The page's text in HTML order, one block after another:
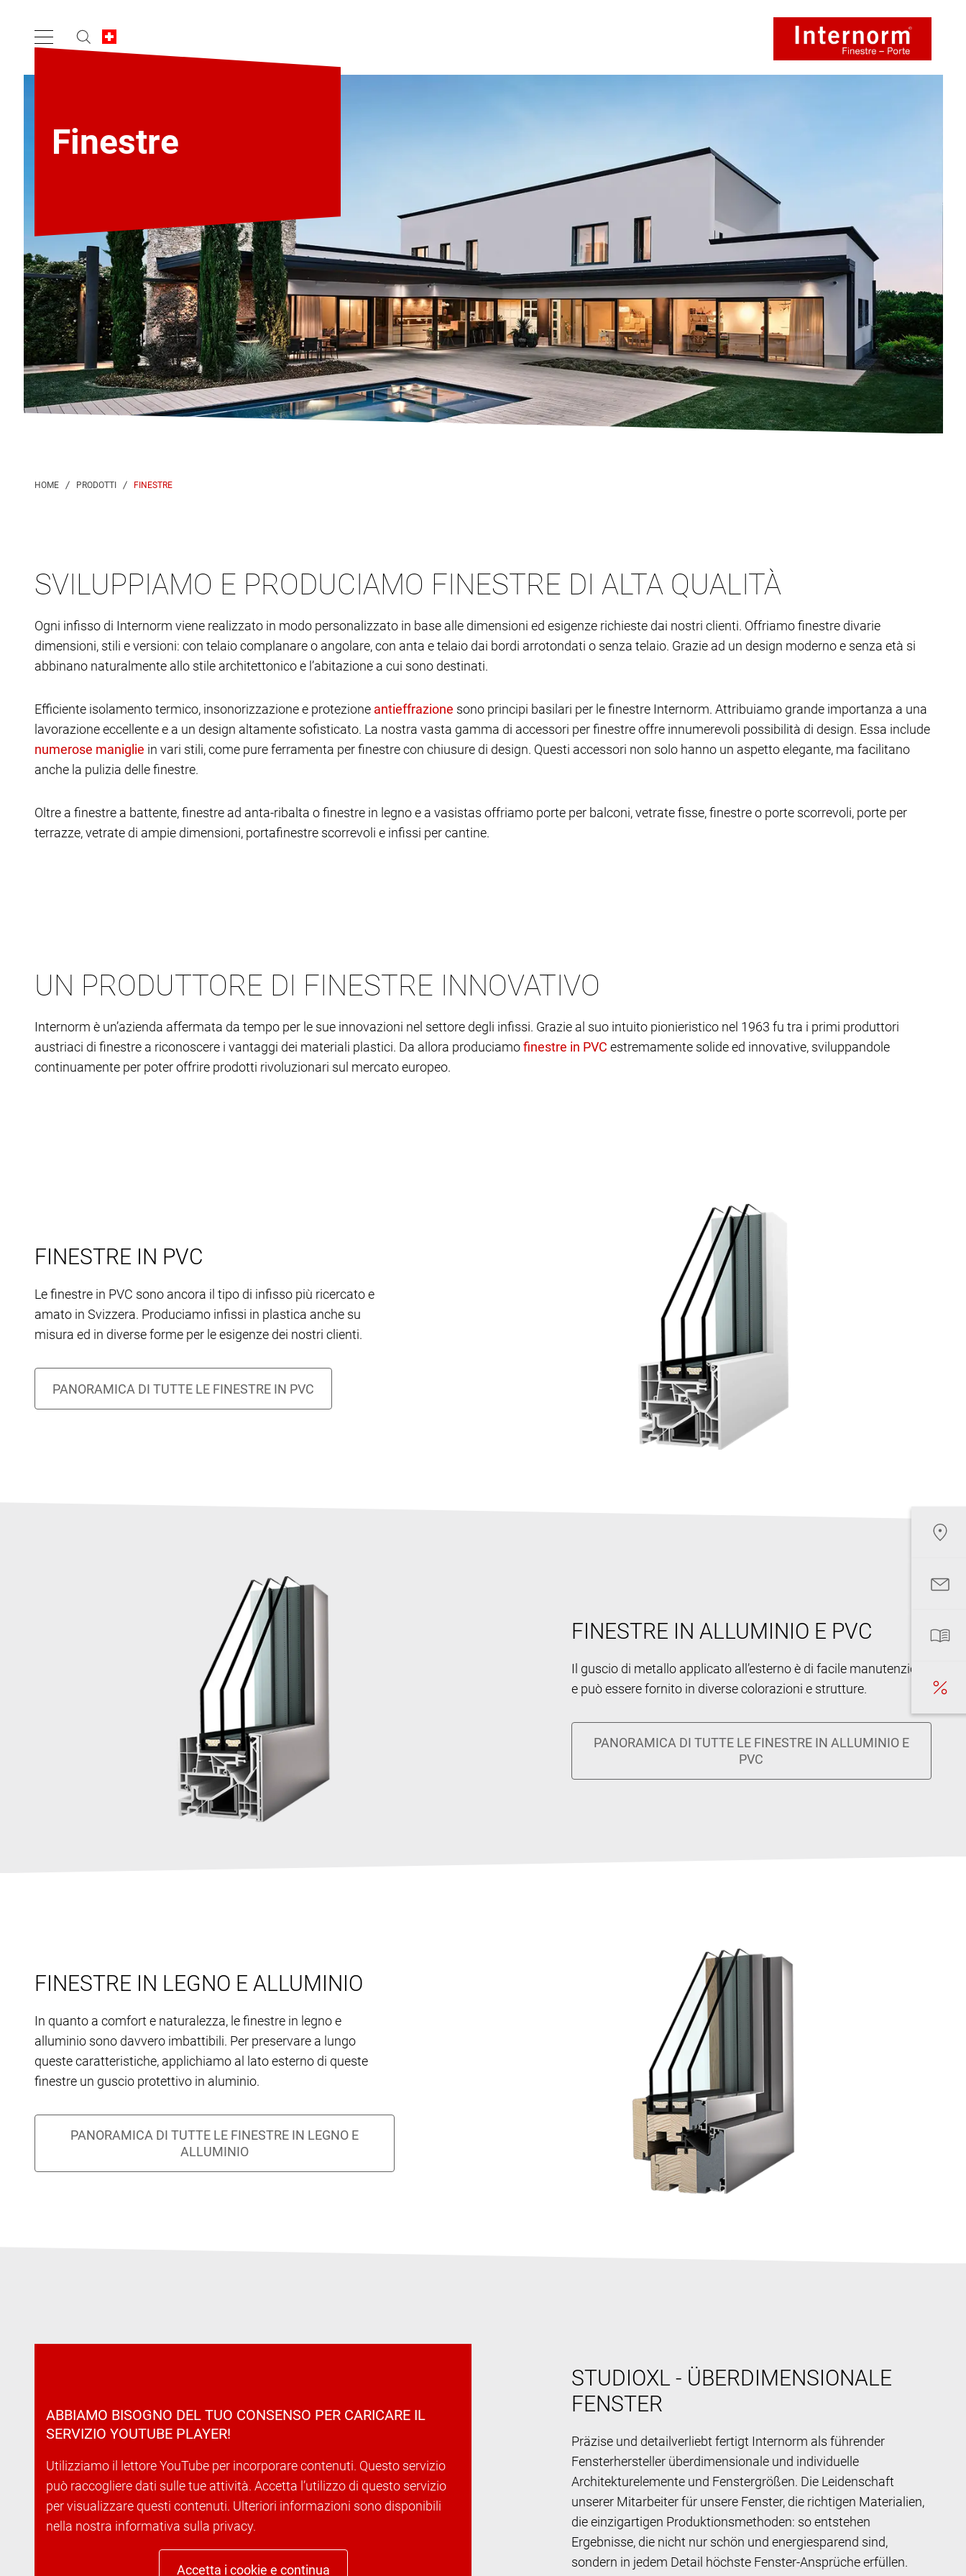
Finestre
FINESTRE
SVILUPPIAMO E PRODUCIAMO FINESTRE DI ALTA QUALITÀ
Ogni infisso di Internorm viene realizzato in modo personalizzato in base alle dimensioni ed esigenze richieste dai nostri clienti. Offriamo finestre divarie
dimensioni, stili e versioni: con telaio complanare o angolare, con anta e telaio dai bordi arrotondati o senza telaio. Grazie ad un design moderno e senza età si
abbinano naturalmente allo stile architettonico e l’abitazione a cui sono destinati.
Efficiente isolamento termico, insonorizzazione e protezione
sono principi basilari per le finestre Internorm. Attribuiamo grande importanza a una
lavorazione eccellente e a un design altamente sofisticato. La nostra vasta gamma di accessori per finestre offre innumerevoli possibilità di design. Essa include
in vari stili, come pure ferramenta per finestre con chiusure di design. Questi accessori non solo hanno un aspetto elegante, ma facilitano
anche la pulizia delle finestre.
Oltre a finestre a battente, finestre ad anta-ribalta o finestre in legno e a vasistas offriamo porte per balconi, vetrate fisse, finestre o porte scorrevoli, porte per
terrazze, vetrate di ampie dimensioni, portafinestre scorrevoli e infissi per cantine.
UN PRODUTTORE DI FINESTRE INNOVATIVO
Internorm è un’azienda affermata da tempo per le sue innovazioni nel settore degli infissi. Grazie al suo intuito pionieristico nel 1963 fu tra i primi produttori
austriaci di finestre a riconoscere i vantaggi dei materiali plastici. Da allora produciamo
estremamente solide ed innovative, sviluppandole
continuamente per poter offrire prodotti rivoluzionari sul mercato europeo.
FINESTRE IN PVC
Le finestre in PVC sono ancora il tipo di infisso più ricercato e
amato in Svizzera. Produciamo infissi in plastica anche su
misura ed in diverse forme per le esigenze dei nostri clienti.
FINESTRE IN ALLUMINIO E PVC
Il guscio di metallo applicato all’esterno è di facile manutenzione
e può essere fornito in diverse colorazioni e strutture.
FINESTRE IN LEGNO E ALLUMINIO
In quanto a comfort e naturalezza, le finestre in legno e
alluminio sono davvero imbattibili. Per preservare a lungo
queste caratteristiche, applichiamo al lato esterno di queste
finestre un guscio protettivo in aluminio.
ABBIAMO BISOGNO DEL TUO CONSENSO PER CARICARE IL
SERVIZIO YOUTUBE PLAYER!
Utilizziamo il lettore YouTube per incorporare contenuti. Questo servizio
può raccogliere dati sulle tue attività. Accetta l’utilizzo di questo servizio
per visualizzare questi contenuti. Ulteriori informazioni sono disponibili
nella nostra informativa sulla privacy.
Accetta i cookie e continua
STUDIOXL - ÜBERDIMENSIONALE
FENSTER
Präzise und detailverliebt fertigt Internorm als führender
Fensterhersteller überdimensionale und individuelle
Architekturelemente und Fenstergrößen. Die Leidenschaft
unserer Mitarbeiter für unsere Fenster, die richtigen Materialien,
die einzigartigen Produktionsmethoden: so entstehen
Ergebnisse, die nicht nur schön und energiesparend sind,
sondern in jedem Detail höchste Fenster-Ansprüche erfüllen.